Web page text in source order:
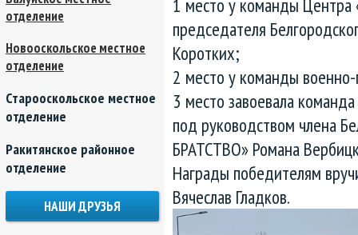
председателя
Коротких;
2 место у команды военно-
3 место завоевала
под руководством члена
БРАТСТВО» Романа
Награды победителям
Вячеслав Гладков.
отделение
Новооскольское местное
отделение
Старооскольское местное
отделение
Ракитянское районное
отделение
НАШИ ДРУЗЬЯ